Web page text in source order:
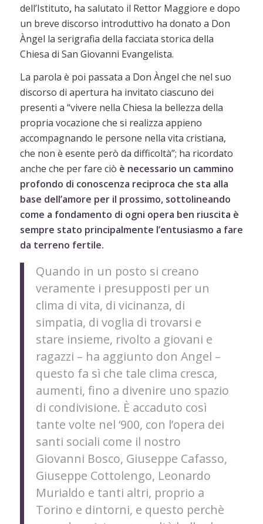
dell’Istituto, ha salutato il Rettor Maggiore e dopo
un breve discorso introduttivo ha donato a Don
Àngel la serigrafia della facciata storica della
Chiesa di San Giovanni Evangelista.
La parola è poi passata a Don Àngel che nel suo
discorso di apertura ha invitato ciascuno dei
presenti a “vivere nella Chiesa la bellezza della
propria vocazione che si realizza appieno
accompagnando le persone nella vita cristiana,
che non è esente però da difficoltà”; ha ricordato
anche che per fare ciò è necessario un cammino
profondo di conoscenza reciproca che sta alla
base dell’amore per il prossimo, sottolineando
come a fondamento di ogni opera ben riuscita è
sempre stato principalmente l’entusiasmo a fare
da terreno fertile.
Quando in un posto si creano
veramente i presupposti per un
clima di vita, di vicinanza, di
simpatia, di voglia di trovarsi e
stare insieme, rivolto a giovani e
ragazzi – ha aggiunto don Angel –
questo fa sì che tale clima cresca,
aumenti, fino a divenire uno spazio
di condivisione. È accaduto così
tante volte nel ‘900, con l’opera dei
santi sociali come il nostro
Giovanni Bosco, Giuseppe Cafasso,
Giuseppe Cottolengo, Leonardo
Murialdo e tanti altri, proprio a
Torino e dintorni, e questo perchè